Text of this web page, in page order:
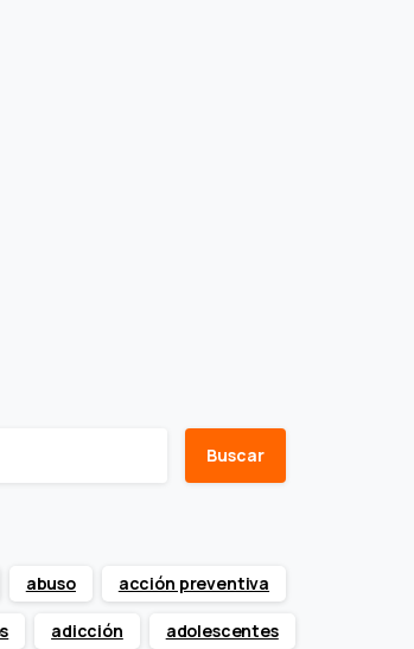
Buscar
abuso acción preventiva
adicción adolescentes